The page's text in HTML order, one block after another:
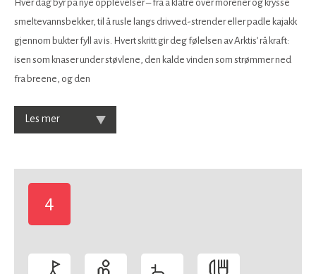
Hver dag byr på nye opplevelser – fra å klatre over morener og krysse
smeltevannsbekker, til å rusle langs drivved-strender eller padle kajakk
gjennom bukter fyll av is. Hvert skritt gir deg følelsen av Arktis’ rå kraft:
isen som knaser under støvlene, den kalde vinden som strømmer ned
fra breene, og den
Les mer
4